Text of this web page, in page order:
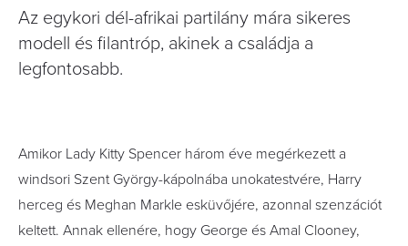
Az egykori dél-afrikai partilány mára sikeres
modell és filantróp, akinek a családja a
legfontosabb.
Amikor Lady Kitty Spencer három éve megérkezett a
windsori Szent György-kápolnába unokatestvére, Harry
herceg és Meghan Markle esküvőjére, azonnal szenzációt
keltett. Annak ellenére, hogy George és Amal Clooney,